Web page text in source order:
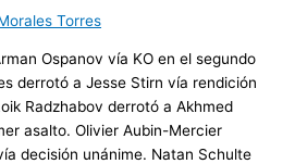
Torres
Ospanov vía KO en el segundo
derrotó a Jesse Stirn vía rendición
Radzhabov derrotó a Akhmed
asalto. Olivier Aubin-Mercier
decisión unánime. Natan Schulte